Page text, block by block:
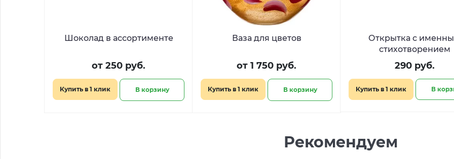
Шоколад в ассортименте
от 250 руб.
Купить в 1 клик В корзину
Ваза для цветов
от 1 750 руб.
Купить в 1 клик В корзину
Открытка с
стихотворением
290 руб.
Купить в 1 клик В
Рекомендуем